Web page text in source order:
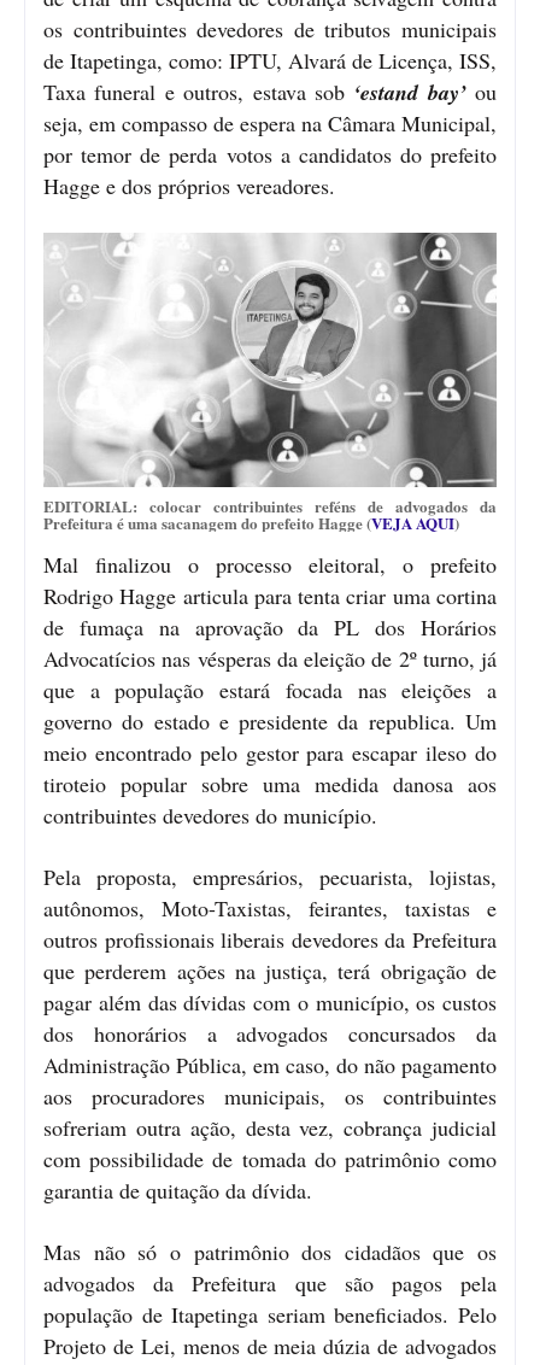
os contribuintes devedores de tributos municipais
de Itapetinga, como: IPTU, Alvará de Licença, ISS,
Taxa funeral e outros, estava sob ‘estand bay’ou
seja, em compasso de espera na Câmara Municipal,
por temor de perda votos a candidatos do prefeito
Hagge e dos próprios vereadores.
EDITORIAL: colocar contribuintes reféns de advogados da
Prefeitura é uma sacanagem do prefeito Hagge (VEJA AQUI)
Mal finalizou o processo eleitoral, o prefeito
Rodrigo Hagge articula para tenta criar uma cortina
de fumaça na aprovação da PL dos Horários
Advocatícios nas vésperas da eleição de 2º turno, já
que a população estará focada nas eleições a
governo do estado e presidente da republica. Um
meio encontrado pelo gestor para escapar ileso do
tiroteio popular sobre uma medida danosa aos
contribuintes devedores do município.
Pela proposta, empresários, pecuarista, lojistas,
autônomos, Moto-Taxistas, feirantes, taxistas e
outros profissionais liberais devedores da Prefeitura
que perderem ações na justiça, terá obrigação de
pagar além das dívidas com o município, os custos
dos honorários a advogados concursados da
Administração Pública, em caso, do não pagamento
aos procuradores municipais, os contribuintes
sofreriam outra ação, desta vez, cobrança judicial
com possibilidade de tomada do patrimônio como
garantia de quitação da dívida.
Mas não só o patrimônio dos cidadãos que os
advogados da Prefeitura que são pagos pela
população de Itapetinga seriam beneficiados. Pelo
Projeto de Lei, menos de meia dúzia de advogados